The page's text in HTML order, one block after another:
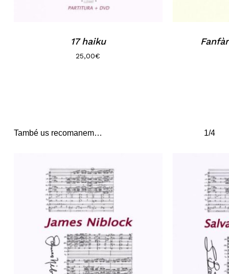
17 haiku
25,00€
També us recomanem… 1/4